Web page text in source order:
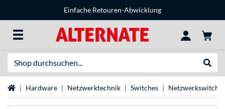
Einfache Retouren-Abwicklung
StartseiteHardware Netzwerktechnik Switches Netzwerkswitches